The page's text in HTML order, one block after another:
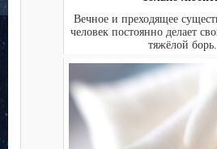
Вечное и преходящее
человек постоянно делает
тяжёлой борь...